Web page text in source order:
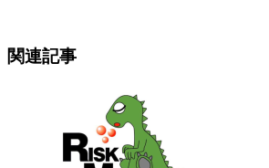
関連記事